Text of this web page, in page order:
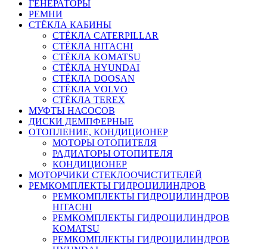
ГЕНЕРАТОРЫ
РЕМНИ
СТЁКЛА КАБИНЫ
СТЁКЛА CATERPILLAR
СТЁКЛА HITACHI
СТЁКЛА KOMATSU
СТЁКЛА HYUNDAI
СТЁКЛА DOOSAN
СТЁКЛА VOLVO
СТЁКЛА TEREX
МУФТЫ НАСОСОВ
ДИСКИ ДЕМПФЕРНЫЕ
ОТОПЛЕНИЕ, КОНДИЦИОНЕР
МОТОРЫ ОТОПИТЕЛЯ
РАДИАТОРЫ ОТОПИТЕЛЯ
КОНДИЦИОНЕР
МОТОРЧИКИ СТЕКЛООЧИСТИТЕЛЕЙ
РЕМКОМПЛЕКТЫ ГИДРОЦИЛИНДРОВ
РЕМКОМПЛЕКТЫ ГИДРОЦИЛИНДРОВ
HITACHI
РЕМКОМПЛЕКТЫ ГИДРОЦИЛИНДРОВ
KOMATSU
РЕМКОМПЛЕКТЫ ГИДРОЦИЛИНДРОВ